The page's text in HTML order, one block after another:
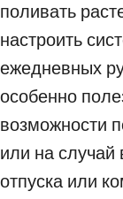
поливать
настроить
ежедневных
особенно
возможности
или на случай
отпуска или